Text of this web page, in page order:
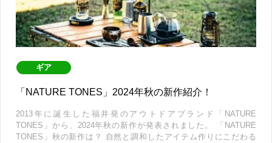
ギア
「NATURE TONES」2024年秋の新作紹介！
2013年に誕生した福井発のアウトドアブランド「NATURE
TONES」から、2024年秋の新作が発表されました。 「NATURE
TONES」秋の新作は？ 自然と調和したアイテム作りにこだわる